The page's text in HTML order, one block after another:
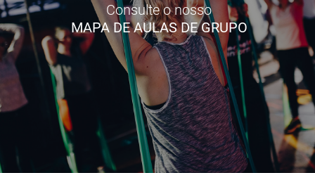
Consulte o nosso
MAPA DE AULAS DE GRUPO